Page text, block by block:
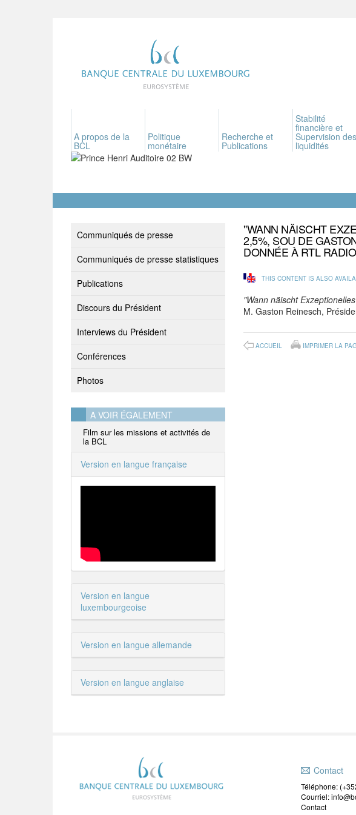
A propos de la
BCL
Politique
monétaire
Recherche et
Publications
Stabilité
financière et
Supervision des
liquidités
Communiqués de presse
Communiqués de presse statistiques
Publications
Discours du Président
Interviews du Président
Conférences
Photos
A VOIR ÉGALEMENT
Film sur les missions et activités de
la BCL
Version en langue française
Version en langue
luxembourgeoise
Version en langue allemande
Version en langue anglaise
"WANN NÄISCHT
2,5%, SOU DE
DONNÉE À RTL
THIS CONTENT IS ALSO
"Wann näischt
M. Gaston Reinesch,
ACCUEIL IMPRIMER LA
Contact
Téléphone:
Courriel:
Contact